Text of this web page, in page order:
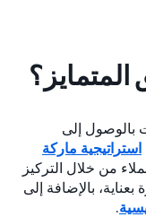
بالوصول إلى
استراتيجية ماركة
من خلال التركيز
بالإضافة إلى
.